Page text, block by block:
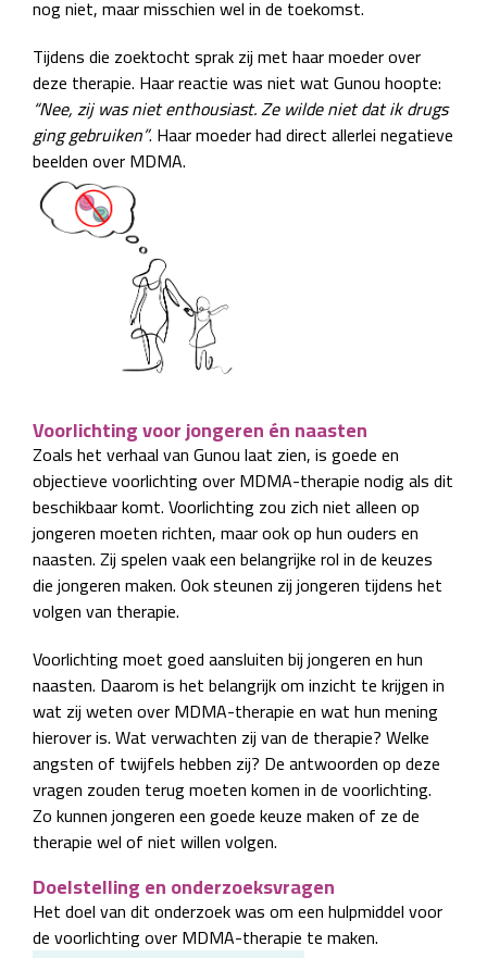
nog niet, maar misschien wel in de toekomst.
Tijdens die zoektocht sprak zij met haar moeder over
deze therapie. Haar reactie was niet wat Gunou hoopte:
“Nee, zij was niet enthousiast. Ze wilde niet dat ik drugs
ging gebruiken”. Haar moeder had direct allerlei negatieve
beelden over MDMA.
Voorlichting voor jongeren én naasten
Zoals het verhaal van Gunou laat zien, is goede en
objectieve voorlichting over MDMA-therapie nodig als dit
beschikbaar komt. Voorlichting zou zich niet alleen op
jongeren moeten richten, maar ook op hun ouders en
naasten. Zij spelen vaak een belangrijke rol in de keuzes
die jongeren maken. Ook steunen zij jongeren tijdens het
volgen van therapie.
Voorlichting moet goed aansluiten bij jongeren en hun
naasten. Daarom is het belangrijk om inzicht te krijgen in
wat zij weten over MDMA-therapie en wat hun mening
hierover is. Wat verwachten zij van de therapie? Welke
angsten of twijfels hebben zij? De antwoorden op deze
vragen zouden terug moeten komen in de voorlichting.
Zo kunnen jongeren een goede keuze maken of ze de
therapie wel of niet willen volgen.
Doelstelling en onderzoeksvragen
Het doel van dit onderzoek was om een hulpmiddel voor
de voorlichting over MDMA-therapie te maken.